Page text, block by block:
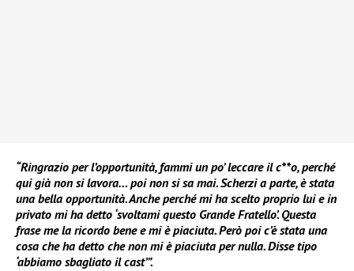
“Ringrazio per l’opportunità, fammi un po’ leccare il c**o, perché
qui già non si lavora… poi non si sa mai. Scherzi a parte, è stata
una bella opportunità. Anche perché mi ha scelto proprio lui e in
privato mi ha detto ‘svoltami questo Grande Fratello’. Questa
frase me la ricordo bene e mi è piaciuta. Però poi c’è stata una
cosa che ha detto che non mi è piaciuta per nulla. Disse tipo
‘abbiamo sbagliato il cast’”.